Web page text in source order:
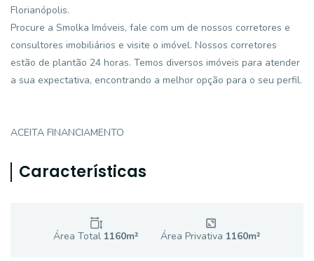
Florianópolis.
Procure a Smolka Imóveis, fale com um de nossos corretores e
consultores imobiliários e visite o imóvel. Nossos corretores
estão de plantão 24 horas. Temos diversos imóveis para atender
a sua expectativa, encontrando a melhor opção para o seu perfil.
ACEITA FINANCIAMENTO
Características
Área Total 1160m² Área Privativa 1160m²